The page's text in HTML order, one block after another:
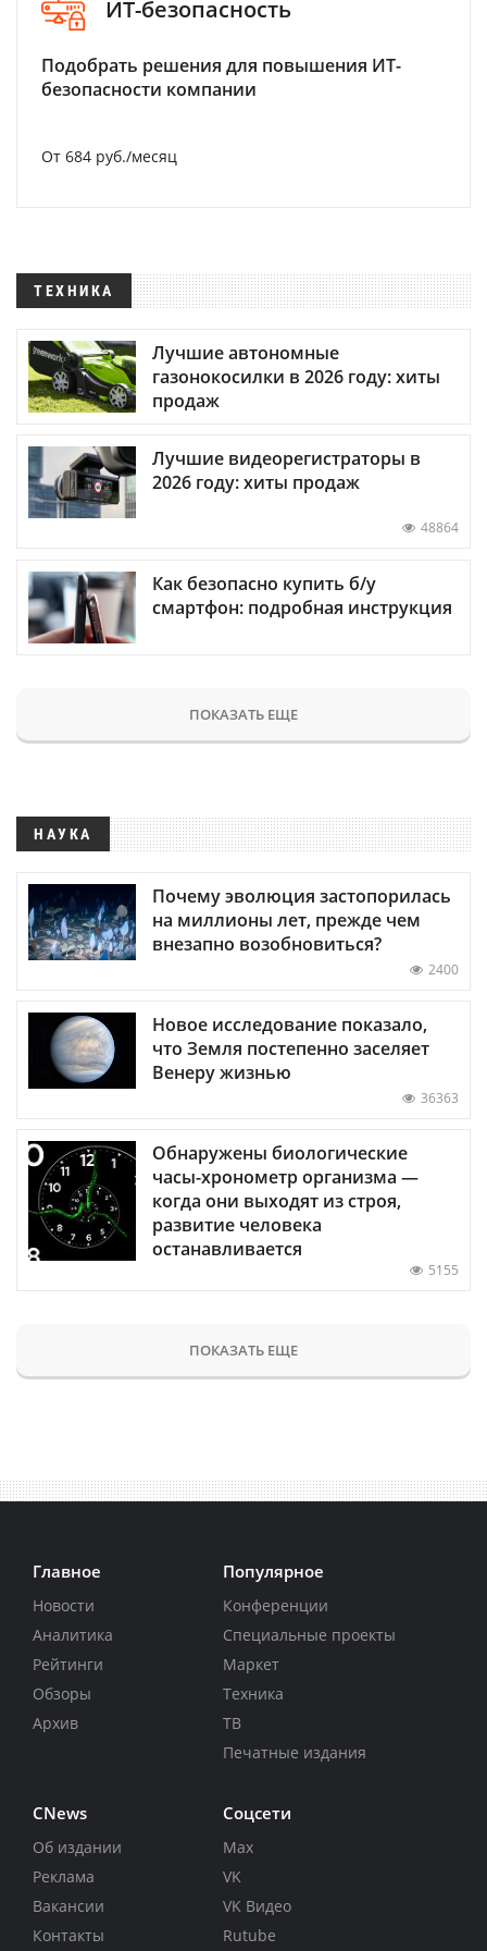
ИТ-безопасность
Подобрать решения для повышения ИТ-
безопасности компании
От 684 руб./месяц
ТЕХНИКА
Лучшие автономные
газонокосилки в 2026 году: хиты
продаж
Лучшие видеорегистраторы в
2026 году: хиты продаж
48864
Как безопасно купить б/у
смартфон: подробная инструкция
ПОКАЗАТЬ ЕЩЕ
НАУКА
Почему эволюция застопорилась
на миллионы лет, прежде чем
внезапно возобновиться?
2400
Новое исследование показало,
что Земля постепенно заселяет
Венеру жизнью
36363
Обнаружены биологические
часы-хронометр организма —
когда они выходят из строя,
развитие человека
останавливается
5155
ПОКАЗАТЬ ЕЩЕ
Главное
Новости
Аналитика
Рейтинги
Обзоры
Архив
Популярное
Конференции
Специальные проекты
Маркет
Техника
ТВ
Печатные издания
CNews
Об издании
Реклама
Вакансии
Контакты
Соцсети
Max
VK
VK Видео
Rutube